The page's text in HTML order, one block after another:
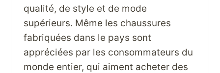
qualité, de style et de mode
supérieurs. Même les chaussures
fabriquées dans le pays sont
appréciées par les consommateurs du
monde entier, qui aiment acheter des